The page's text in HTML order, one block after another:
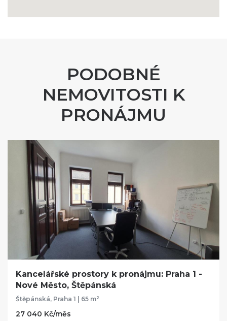
PODOBNÉ
NEMOVITOSTI K
PRONÁJMU
Kancelářské prostory k pronájmu: Praha 1 -
Nové Město, Štěpánská
Štěpánská, Praha 1 | 65 m2
27 040 Kč/měs